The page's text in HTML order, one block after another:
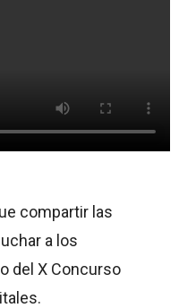
compartir las
a los
del X Concurso